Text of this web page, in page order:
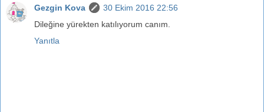
Gezgin Kova
30 Ekim 2016 22:56
Dileğine yürekten katılıyorum canım.
Yanıtla